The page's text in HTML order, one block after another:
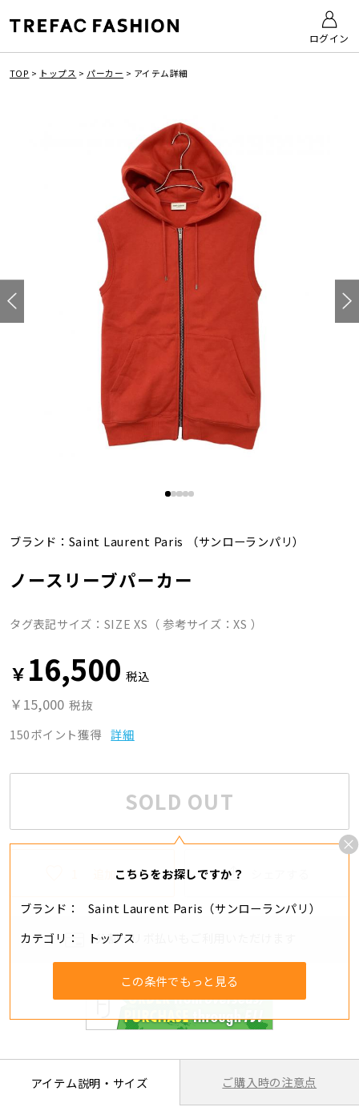
ログイン
TOP > トップス > パーカー > アイテム詳細
ブランド： Saint Laurent Paris （サンローランパリ）
ノースリーブパーカー
タグ表記サイズ：SIZE XS（ 参考サイズ：XS ）
￥ 16,500 税込
￥15,000 税抜
150ポイント獲得 詳細
SOLD OUT
こちらをお探しですか？
ブランド
Saint Laurent Paris（サンローランパリ）
カテゴリ
トップス
この条件でもっと見る
追加する
分割・リボ払いもご利用いただけます
アイテム説明・サイズ ご購入時の注意点